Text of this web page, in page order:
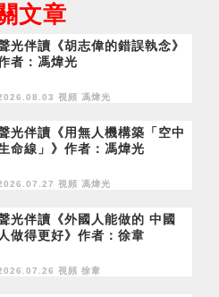
文章
光伴讀《胡志偉的錯誤執念》
者：馮煒光
視頻 馮煒光
光伴讀《用無人機構築「空中
命線」》作者：馮煒光
視頻 馮煒光
光伴讀《外國人能做的 中國
人做得更好》作者：徐韋
視頻 徐韋